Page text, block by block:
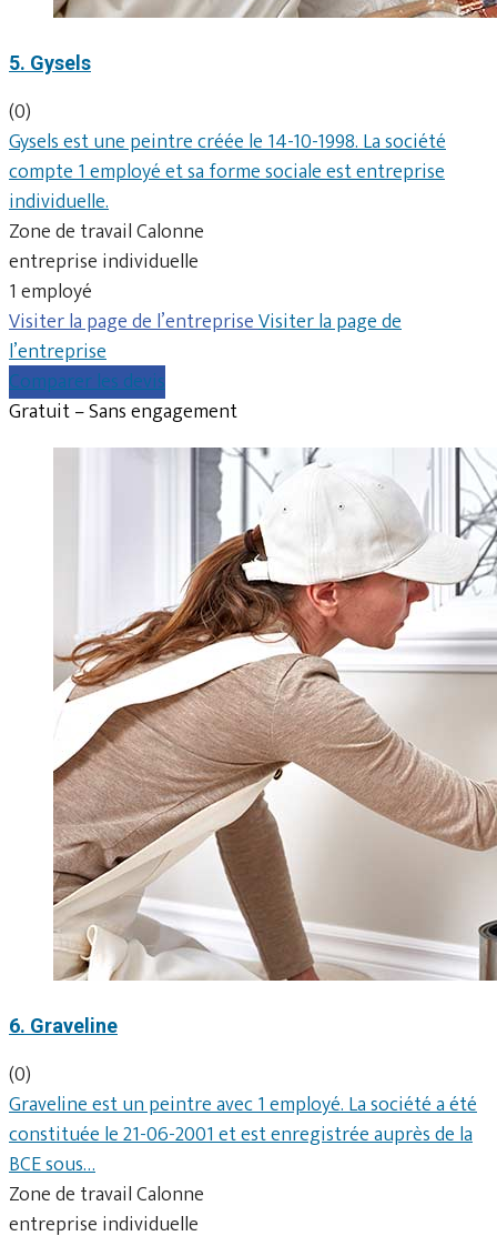
5. Gysels
(0)
Gysels est une peintre créée le 14-10-1998. La société
compte 1 employé et sa forme sociale est entreprise
individuelle.
Zone de travail Calonne
entreprise individuelle
1 employé
Visiter la page de l’entrepriseVisiter la page de
l’entreprise
Comparer les devis
Gratuit – Sans engagement
6. Graveline
(0)
Graveline est un peintre avec 1 employé. La société a été
constituée le 21-06-2001 et est enregistrée auprès de la
BCE sous…
Zone de travail Calonne
entreprise individuelle